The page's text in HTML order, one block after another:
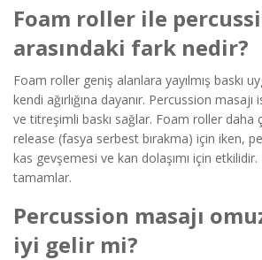
Foam roller ile
arasındaki fark nedir?
Foam roller geniş alanlara yayılmış baskı
kendi ağırlığına dayanır. Percussion
ve titreşimli baskı sağlar. Foam roller daha
release (fasya serbest bırakma) için iken,
kas gevşemesi ve kan dolaşımı için
tamamlar.
Percussion masajı
iyi gelir mi?